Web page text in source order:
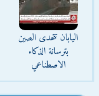
اليابان تتحدى الصين
بترسانة الذكاء
الاصطناعي